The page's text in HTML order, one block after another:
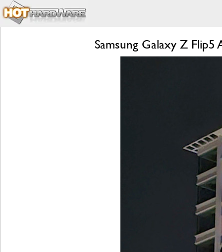
Samsung Galaxy Z Flip5